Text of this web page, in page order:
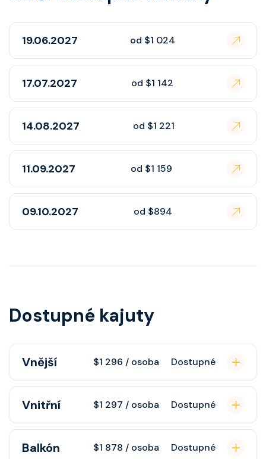
19.06.2027 od $1 024
17.07.2027 od $1 142
14.08.2027 od $1 221
11.09.2027 od $1 159
09.10.2027 od $894
Dostupné kajuty
Vnější $1 296 / osoba Dostupné
Vnější kajuta s oknem poskytuje
se sprchou, šatnu, nastavitelnou
klimatizaci, interaktivní TV, rádio,
Vnitřní $1 297 / osoba Dostupné
Vnitřní kajuta poskytuje pohovku,
Balkón $1 878 / osoba Dostupné